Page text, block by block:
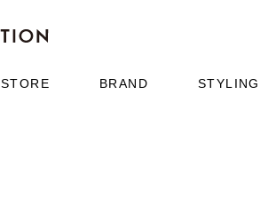
STORE BRAND STYLING